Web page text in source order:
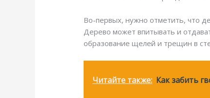
Во-первых, нужно отметить, что
Дерево может впитывать и
образование щелей и трещин в
Читайте также: Как забить